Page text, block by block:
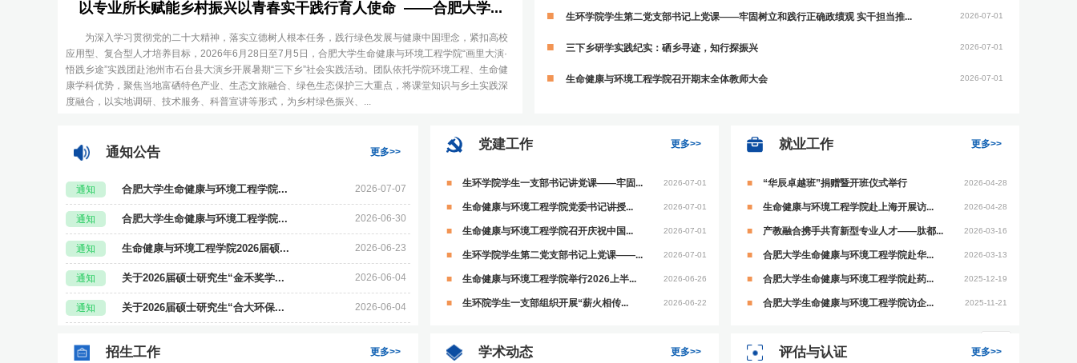
以专业所长赋能乡村振兴以青春实干践行育人使命 ——合肥大学...
为深入学习贯彻党的二十大精神，落实立德树人根本任务，践行绿色发展与健康中国理念，紧扣高校
应用型、复合型人才培养目标，2026年6月28日至7月5日，合肥大学生命健康与环境工程学院“画里大演·
悟践乡途”实践团赴池州市石台县大演乡开展暑期“三下乡”社会实践活动。团队依托学院环境工程、生命健
康学科优势，聚焦当地富硒特色产业、生态文旅融合、绿色生态保护三大重点，将课堂知识与乡土实践深
度融合，以实地调研、技术服务、科普宣讲等形式，为乡村绿色振兴、...
生环学院学生第二党支部书记上党课——牢固树立和践行正确政绩观 实干担当推... 2026-07-01
三下乡研学实践纪实：硒乡寻迹，知行探振兴 2026-07-01
生命健康与环境工程学院召开期末全体教师大会 2026-07-01
党建工作 更多>>
生环学院学生一支部书记讲党课——牢固... 2026-07-01
生命健康与环境工程学院党委书记讲授... 2026-07-01
生命健康与环境工程学院召开庆祝中国... 2026-07-01
生环学院学生第二党支部书记上党课——... 2026-07-01
生命健康与环境工程学院举行2026上半... 2026-06-26
生环院学生一支部组织开展“薪火相传... 2026-06-22
就业工作 更多>>
“华辰卓越班”捐赠暨开班仪式举行 2026-04-28
生命健康与环境工程学院赴上海开展访... 2026-04-28
产教融合携手共育新型专业人才——肽都... 2026-03-16
合肥大学生命健康与环境工程学院赴华... 2026-03-13
合肥大学生命健康与环境工程学院赴药... 2025-12-19
合肥大学生命健康与环境工程学院访企... 2025-11-21
通知公告 更多>>
通知 合肥大学生命健康与环境工程学院... 2026-07-07
通知 合肥大学生命健康与环境工程学院... 2026-06-30
通知 生命健康与环境工程学院2026届硕... 2026-06-23
通知 关于2026届硕士研究生“金禾奖学... 2026-06-04
通知 关于2026届硕士研究生“合大环保... 2026-06-04
招生工作 更多>> 学术动态 更多>> 评估与认证 更多>>